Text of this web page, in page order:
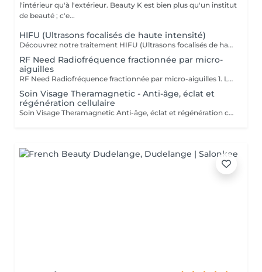
l'intérieur qu'à l'extérieur. Beauty K est bien plus qu'un institut
de beauté ; c'e...
HIFU (Ultrasons focalisés de haute intensité)
Découvrez notre traitement HIFU (Ultrasons focalisés de haute intensité) : le soin anti-âge révolutionnaire pour visage, cou et décolleté. Commencez votre expérience par un rendez-vous d'information personnalisé, lors duquel nous analyserons ensemble la zone que vous souhaitez traiter. C'est aussi l'occasion de répondre à toutes vos questions et de vous familiariser avec les avantages de cette technologie de pointe. Notre soin HIFU est la solution idéale pour ceux qui recherchent un rajeunissement sans aiguilles ni chirurgie. Utilisant des ultrasons de haute intensité, ce traitement cible les couches profondes de la peau pour stimuler la production de collagène et d'élastine, entraînant un effet liftant et raffermissant visible. Parfait pour atténuer les signes de vieillissement tels que les rides, la perte de fermeté, et même les cicatrices sur le visage et le corps, le soin HIFU redonne à votre peau une apparence plus jeune et revitalisée. Les résultats peuvent être perceptibles dès la première séance, avec des améliorations continues au fil du temps. Transformez votre peau avec notre soin HIFU un véritable tournant dans les traitements esthétiques modernes, alliant efficacité et sécurité pour révéler votre beauté naturelle sans temps de récupération.
RF Need Radiofréquence fractionnée par micro-
aiguilles
RF Need Radiofréquence fractionnée par micro-aiguilles 1. Le microneedling De très fines micro-aiguilles créent des micro-perforations contrôlées dans la peau. Cela stimule la régénération naturelle, favorise la production de collagène et d'élastine et active les mécanismes de réparation cutanée. 2. La radiofréquence fractionnée (RF) Une énergie thermique est délivrée via les aiguilles directement dans le derme. La chaleur resserre les fibres de collagène existantes, augmente la densité dermique et déclenche une néocollagénèse (formation de nouveau collagène). Bénéfices principaux Raffermissement et effet tenseur immédiat Amélioration de la texture et de l'éclat de la peau Réduction des ridules et rides Atténuation des cicatrices d'acné Réduction visible des pores dilatés Action possible sur certaines vergetures et relâchements cutanés du corps Résultats progressifs et durables grâce à la stimulation biologique Déroulement du soin 1. Application d'une crème anesthésiante locale pour plus de confort 2. Passage de la pièce à main RF Need (personnalisation des paramètres : profondeur des aiguilles, intensité de la RF) 3. Soin apaisant et hydratant post-traitement Sensations : picotements, chaleur diffuse Après la séance : rougeurs et gonflement légers de 24 à 72h
Soin Visage Theramagnetic - Anti-âge, éclat et
régénération cellulaire
Soin Visage Theramagnetic Anti-âge, éclat et régénération cellulaire Le Theramagnetic visage est un soin non-invasif nouvelle génération qui combine la micro-aspiration douce et les champs magnétiques pulsés à résonance stochastique (CMPS) pour redonner au visage toute sa lumière, sa fermeté et sa vitalité. Grâce à sa pièce à main spécialement conçue pour les zones délicates du visage et du cou, ce traitement stimule les fibroblastes, relance la production de collagène et d'élastine, améliore la microcirculation et facilite l'oxygénation cellulaire. Résultats : Effet liftant visible dès la première séance Peau plus lisse, plus ferme et plus lumineuse Réduction des rides, des poches et des signes de fatigue Amélioration de la texture et de l'éclat du teint Sans aiguille, sans douleur et 100 % relaxant, ce soin visage s'adresse à toutes les personnes souhaitant un effet rajeunissant naturel et durable. Recommandation : une cure de 6 séances espacées d'une semaine pour un effet régénérant profond et durable. Idéal en prévention du vieillissement ou en soin intensif.